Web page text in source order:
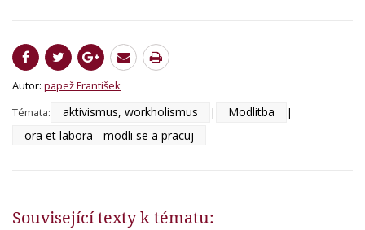
Autor: papež František
Témata:
aktivismus, workholismus | Modlitba |
ora et labora - modli se a pracuj
Související texty k tématu: